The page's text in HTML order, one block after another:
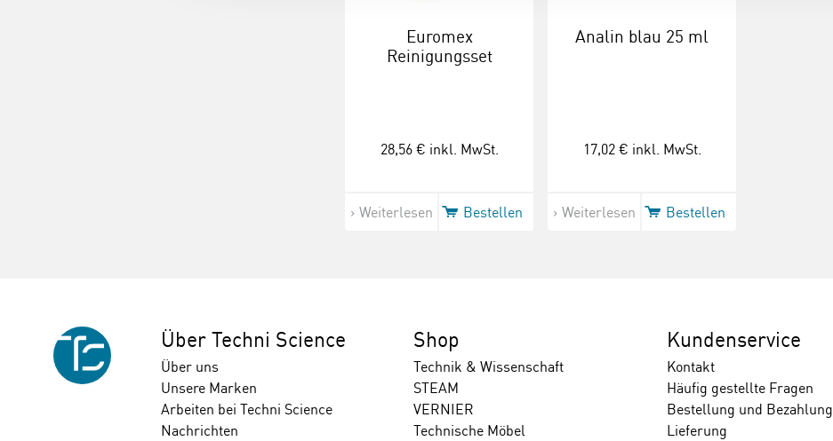
Euromex
Reinigungsset
28,56 € inkl. MwSt.
Weiterlesen Bestellen
Analin blau 25 ml
17,02 € inkl. MwSt.
Weiterlesen Bestellen
Über Techni Science
Über uns
Unsere Marken
Arbeiten bei Techni Science
Nachrichten
Shop
Technik & Wissenschaft
STEAM
VERNIER
Technische Möbel
Kundenservice
Kontakt
Häufig gestellte Fragen
Bestellung und Bezahlung
Lieferung